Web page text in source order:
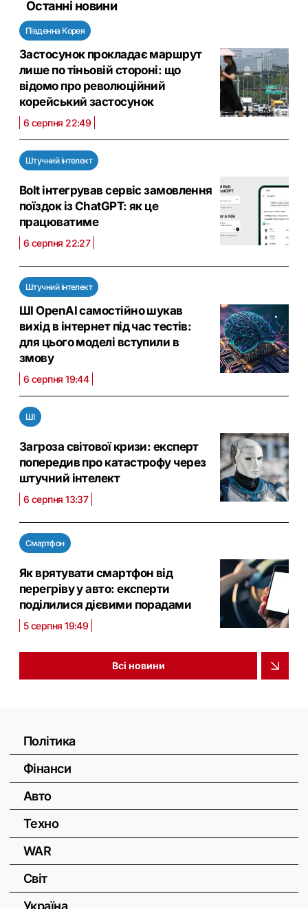
Останні новини
Південна Корея
Застосунок прокладає маршрут
лише по тіньовій стороні: що
відомо про революційний
корейський застосунок
6 серпня 22:49
Штучний інтелект
Bolt інтегрував сервіс замовлення
поїздок із ChatGPT: як це
працюватиме
6 серпня 22:27
Штучний інтелект
ШІ OpenAI самостійно шукав
вихід в інтернет під час тестів:
для цього моделі вступили в
змову
6 серпня 19:44
ШІ
Загроза світової кризи: експерт
попередив про катастрофу через
штучний інтелект
6 серпня 13:37
Смартфон
Як врятувати смартфон від
перегріву у авто: експерти
поділилися дієвими порадами
5 серпня 19:49
Всі новини
Політика
Фінанси
Авто
Техно
WAR
Світ
Україна